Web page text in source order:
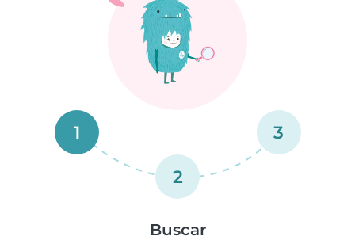
1
2
3
Buscar